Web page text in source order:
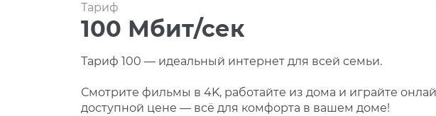
Тариф
100 Мбит/сек
Тариф 100 — идеальный интернет для всей семьи.
Смотрите фильмы в 4K, работайте из дома и играйте
доступной цене — всё для комфорта в вашем доме!